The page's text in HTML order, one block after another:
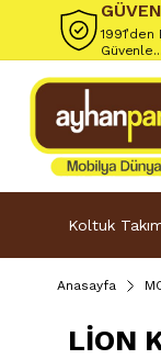
GÜVEN
1991’den
Güvenle...
Koltuk
Anasayfa
LİON